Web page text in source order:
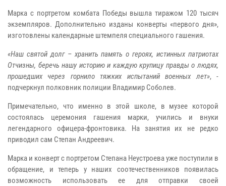
Марка с портретом комбата Победы вышла тиражом 120 тысяч
экземпляров. Дополнительно изданы конверты «первого дня»,
изготовлены календарные штемпеля специального гашения.
«Наш святой долг – хранить память о героях, истинных патриотах
Отчизны, беречь нашу историю и каждую крупицу правды о людях,
прошедших через горнило тяжких испытаний военных лет», -
подчеркнул полковник полиции Владимир Соболев.
Примечательно, что именно в этой школе, в музее которой
состоялась церемония гашения марки, учились и внуки
легендарного офицера-фронтовика. На занятия их не редко
приводил сам Степан Андреевич.
Марка и конверт с портретом Степана Неустроева уже поступили в
обращение, и теперь у наших соотечественников появилась
возможность использовать ее для отправки своей